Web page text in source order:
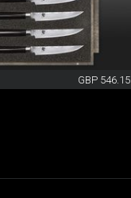
GBP 546.15